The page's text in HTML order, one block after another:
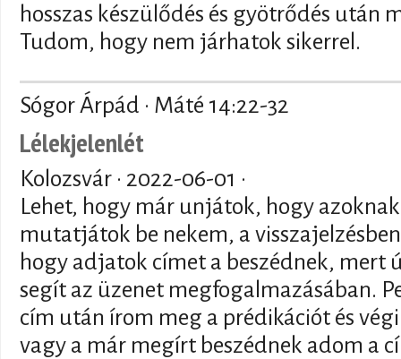
hosszas készülődés és gyötrődés után
Tudom, hogy nem járhatok sikerrel.
Sógor Árpád · Máté 14:22-32
Lélekjelenlét
Kolozsvár · 2022-06-01 ·
Lehet, hogy már unjátok, hogy
mutatjátok be nekem, a
hogy adjatok címet a beszédnek, mert
segít az üzenet megfogalmazásában.
cím után írom meg a prédikációt és
vagy a már megírt beszédnek adom a